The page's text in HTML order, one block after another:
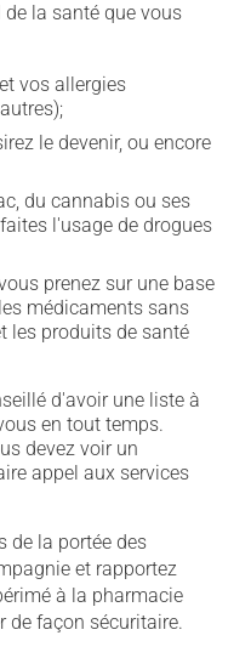
la santé que vous
vos allergies
le devenir, ou encore
du cannabis ou ses
l'usage de drogues
prenez sur une base
médicaments sans
les produits de santé
d'avoir une liste à
en tout temps.
devez voir un
appel aux services
de la portée des
et rapportez
à la pharmacie
de façon sécuritaire.